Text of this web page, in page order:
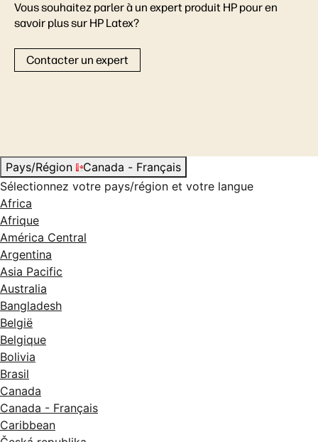
Vous souhaitez parler à un expert produit HP pour en
savoir plus sur HP Latex?
Contacter un expert
Pays/Région
Canada - Français
Sélectionnez votre pays/région et votre langue
Africa
Afrique
América Central
Argentina
Asia Pacific
Australia
Bangladesh
België
Belgique
Bolivia
Brasil
Canada
Canada - Français
Caribbean